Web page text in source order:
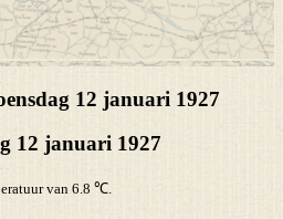
12 januari 1927
12 januari 1927
van 6.8 ℃.